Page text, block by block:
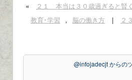
« ２１ 本当は３０歳過ぎると賢
教育･学習
, 脳の働き方 | ２
@infojadecjt からの